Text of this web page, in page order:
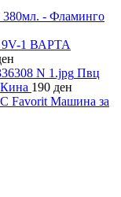
380мл. - Фламинго
ВАРТА
Пвц
190 ден
Favorit Машина за